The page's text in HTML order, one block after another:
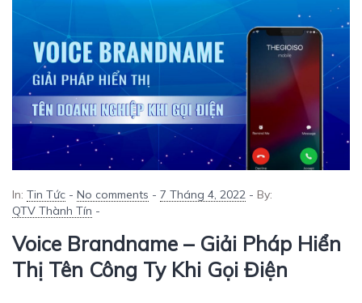
In: Tin Tức - No comments - 7 Tháng 4, 2022 - By:
QTV Thành Tín -
Voice Brandname – Giải Pháp Hiển
Thị Tên Công Ty Khi Gọi Điện